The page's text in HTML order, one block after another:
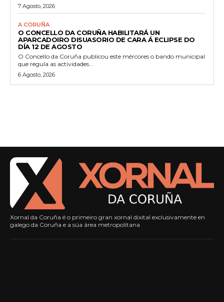
7 Agosto, 2026
A CORUÑA
O CONCELLO DA CORUÑA HABILITARÁ UN
APARCADOIRO DISUASORIO DE CARA Á ECLIPSE DO
DÍA 12 DE AGOSTO
O Concello da Coruña publicou este mércores o bando municipal
que regula as actividades...
6 Agosto, 2026
Xornal da Coruña é o primeiro gran xornal dixital exclusivamente en
galego da Coruña e a súa área metropolitana